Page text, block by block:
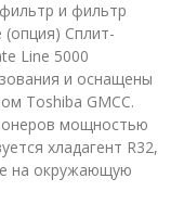
и фильтр
(опция) Сплит-
Line 5000
и оснащены
Тoshiba GMCC.
мощностью
хладагент R32,
на окружающую